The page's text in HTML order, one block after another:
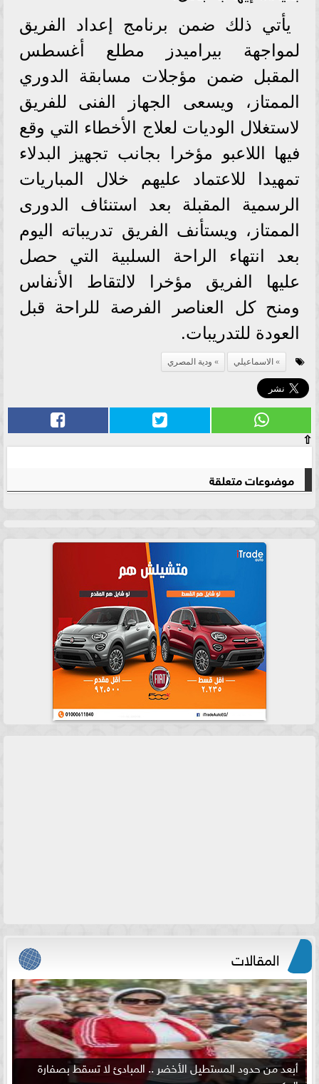
يأتي ذلك ضمن برنامج إعداد الفريق
لمواجهة بيراميدز مطلع أغسطس
المقبل ضمن مؤجلات مسابقة الدوري
الممتاز، ويسعى الجهاز الفنى للفريق
لاستغلال الوديات لعلاج الأخطاء التي وقع
فيها اللاعبو مؤخرا بجانب تجهيز البدلاء
تمهيدا للاعتماد عليهم خلال المباريات
الرسمية المقبلة بعد استنئاف الدورى
الممتاز، ويستأنف الفريق تدريباته اليوم
بعد انتهاء الراحة السلبية التي حصل
عليها الفريق مؤخرا لالتقاط الأنفاس
ومنح كل العناصر الفرصة للراحة قبل
العودة للتدريبات.
الاسماعيلي ودية المصري
⇧
موضوعات متعلقة
المقالات
أبعد من حدود المستطيل الأخضر .. المبادئ لا تسقط بصفارة